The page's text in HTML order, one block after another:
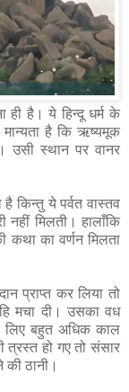
ही है। ये हिन्दू धर्म के
मान्यता है कि ऋष्यमूक
उसी स्थान पर वानर
किन्तु ये पर्वत वास्तव
मिलती। हालाँकि
का वर्णन मिलता
प्राप्त कर लिया तो
मचा दी। उसका वध
लिए बहुत अधिक काल
त्रस्त हो गए तो संसार
ठानी।